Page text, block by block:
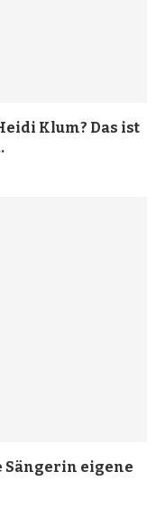
Klum? Das ist
Sängerin eigene